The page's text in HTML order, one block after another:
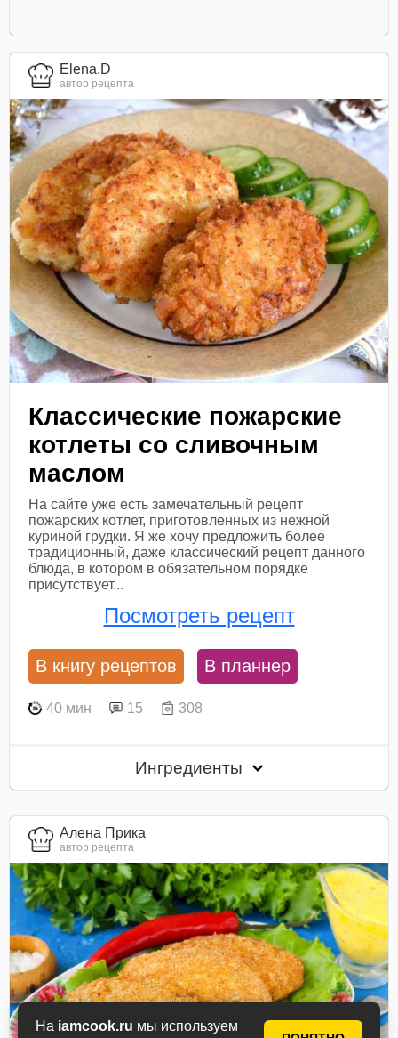
На iamcook.ru мы используем
Elena.D
автор рецепта
Классические пожарские
котлеты со сливочным
маслом
На сайте уже есть замечательный рецепт
пожарских котлет, приготовленных из нежной
куриной грудки. Я же хочу предложить более
традиционный, даже классический рецепт данного
блюда, в котором в обязательном порядке
присутствует...
Посмотреть рецепт
В книгу рецептов В планнер
40 мин 15 308
Ингредиенты
Алена Прика
автор рецепта